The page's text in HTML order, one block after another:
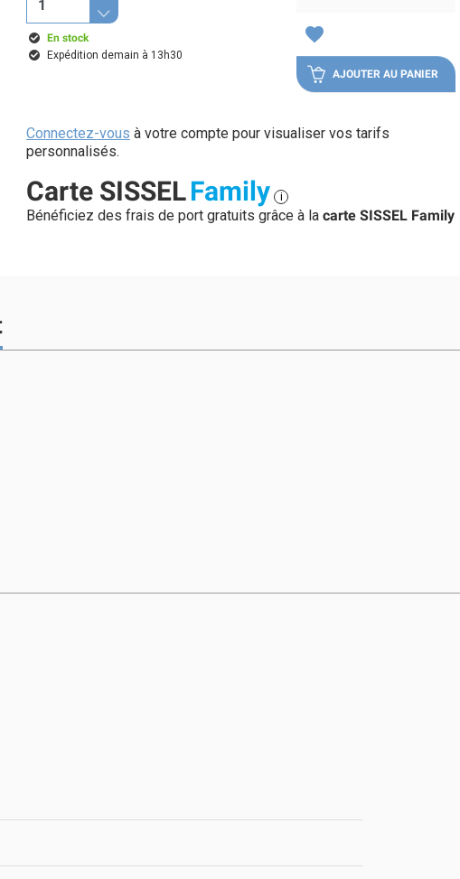
En stock
Expédition demain à 13h30
favorite
AJOUTER AU PANIER
Connectez-vous à votre compte pour visualiser vos tarifs
personnalisés.
Carte SISSELFamily i
Bénéficiez des frais de port gratuits grâce à la carte SISSEL Family